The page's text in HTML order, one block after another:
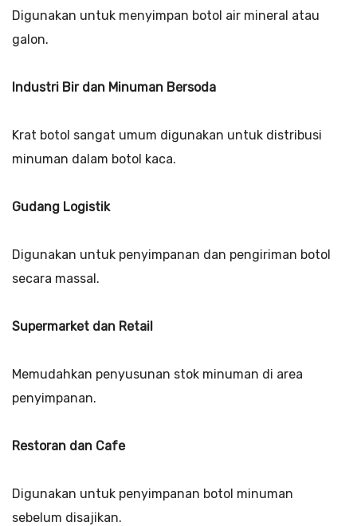
Digunakan untuk menyimpan botol air mineral atau
galon.
Industri Bir dan Minuman Bersoda
Krat botol sangat umum digunakan untuk distribusi
minuman dalam botol kaca.
Gudang Logistik
Digunakan untuk penyimpanan dan pengiriman botol
secara massal.
Supermarket dan Retail
Memudahkan penyusunan stok minuman di area
penyimpanan.
Restoran dan Cafe
Digunakan untuk penyimpanan botol minuman
sebelum disajikan.